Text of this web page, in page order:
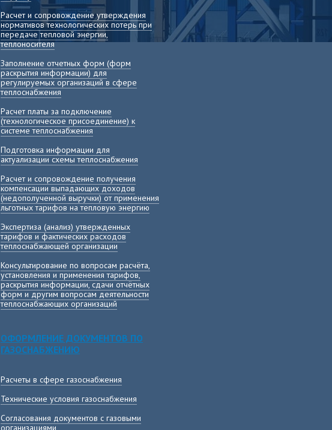
Расчет и сопровождение утверждения
нормативов технологических потерь при
передаче тепловой энергии,
теплоносителя
Заполнение отчетных форм (форм
раскрытия информации) для
регулируемых организаций в сфере
теплоснабжения
Расчет платы за подключение
(технологическое присоединение) к
системе теплоснабжения
Подготовка информации для
актуализации схемы теплоснабжения
Расчет и сопровождение получения
компенсации выпадающих доходов
(недополученной выручки) от применения
льготных тарифов на тепловую энергию
Экспертиза (анализ) утвержденных
тарифов и фактических расходов
теплоснабжающей организации
Консультирование по вопросам расчёта,
установления и применения тарифов,
раскрытия информации, сдачи отчётных
форм и другим вопросам деятельности
теплоснабжающих организаций
ОФОРМЛЕНИЕ ДОКУМЕНТОВ ПО
ГАЗОСНАБЖЕНИЮ
Расчеты в сфере газоснабжения
Технические условия газоснабжения
Согласования документов с газовыми
организациями